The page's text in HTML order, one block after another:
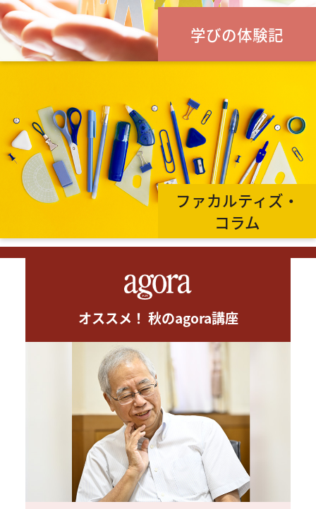
学びの体験記
ファカルティズ・
コラム
オススメ！ 秋のagora講座